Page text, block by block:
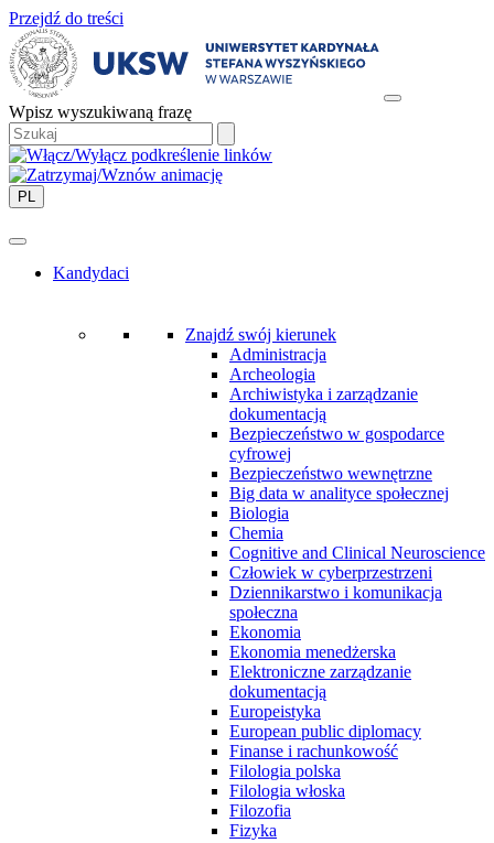
Przejdź do treści
Wpisz wyszukiwaną frazę
PL
Kandydaci
Znajdź swój kierunek
Administracja
Archeologia
Archiwistyka i zarządzanie
dokumentacją
Bezpieczeństwo w gospodarce
cyfrowej
Bezpieczeństwo wewnętrzne
Big data w analityce społecznej
Biologia
Chemia
Cognitive and Clinical Neuroscience
Człowiek w cyberprzestrzeni
Dziennikarstwo i komunikacja
społeczna
Ekonomia
Ekonomia menedżerska
Elektroniczne zarządzanie
dokumentacją
Europeistyka
European public diplomacy
Finanse i rachunkowość
Filologia polska
Filologia włoska
Filozofia
Fizyka